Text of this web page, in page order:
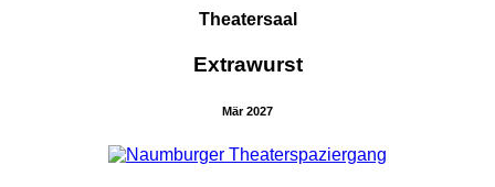
Theatersaal
Extrawurst
Mär 2027